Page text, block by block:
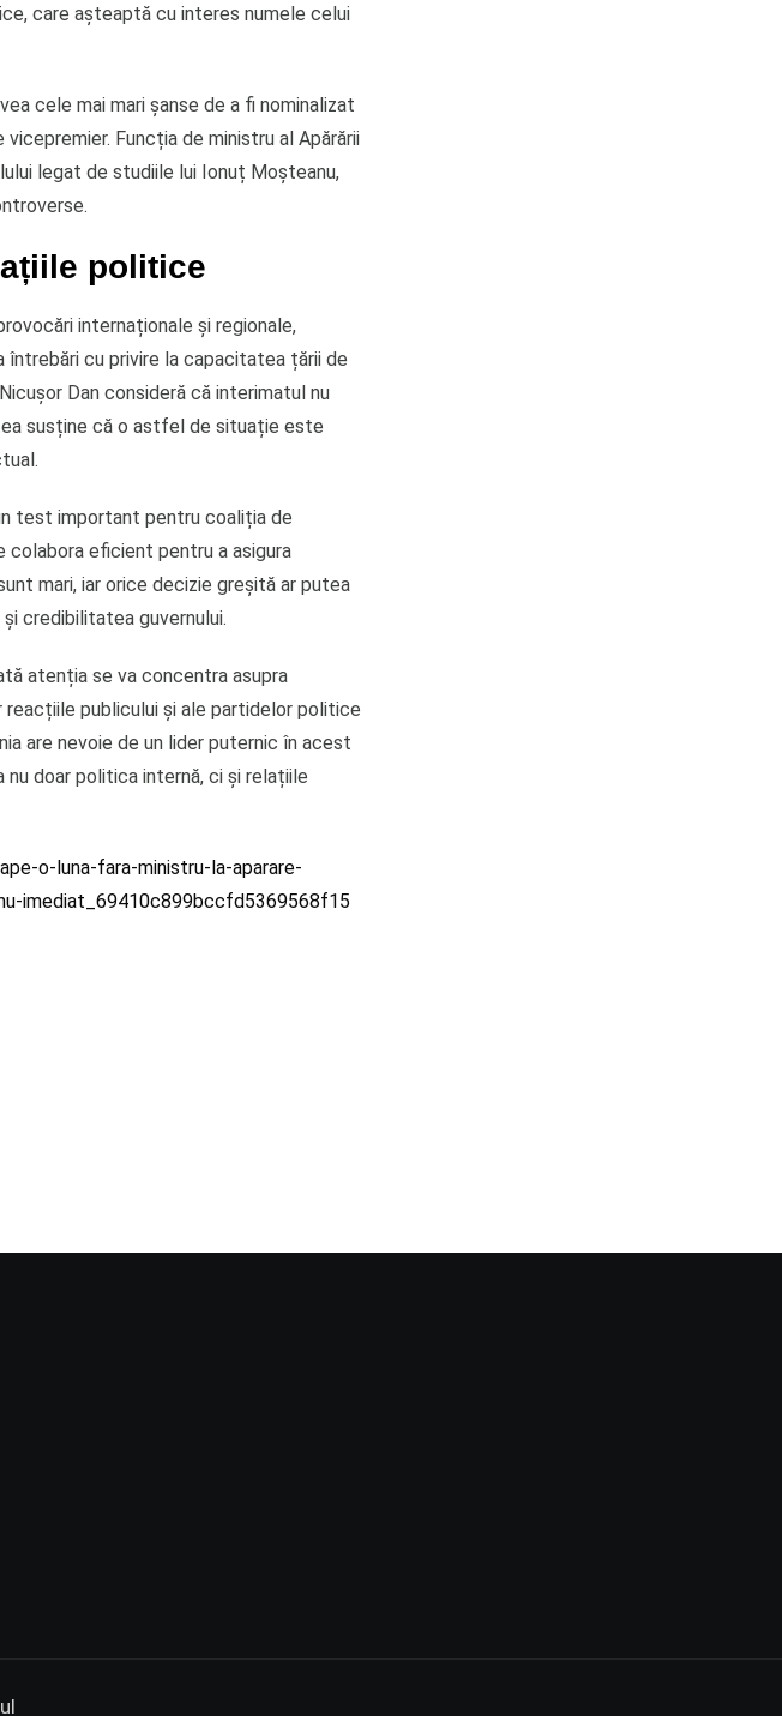
care așteaptă cu interes numele celui
cele mai mari șanse de a fi nominalizat
Funcția de ministru al Apărării
legat de studiile lui Ionuț Moșteanu,
politice
internaționale și regionale,
întrebări cu privire la capacitatea țării de
Dan consideră că interimatul nu
susține că o astfel de situație este
test important pentru coaliția de
colabora eficient pentru a asigura
mari, iar orice decizie greșită ar putea
credibilitatea guvernului.
atenția se va concentra asupra
reacțiile publicului și ale partidelor politice
are nevoie de un lider puternic în acest
nu doar politica internă, ci și relațiile
o-luna-fara-ministru-la-aparare-
imediat_69410c899bccfd5369568f15